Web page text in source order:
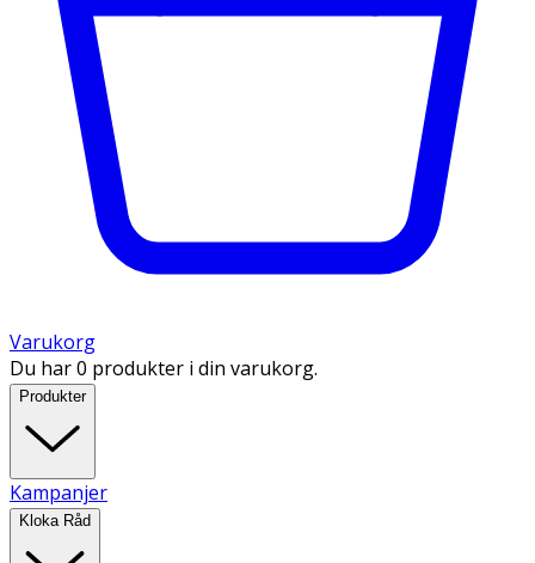
Varukorg
Du har 0 produkter i din varukorg.
Produkter
Kampanjer
Kloka Råd